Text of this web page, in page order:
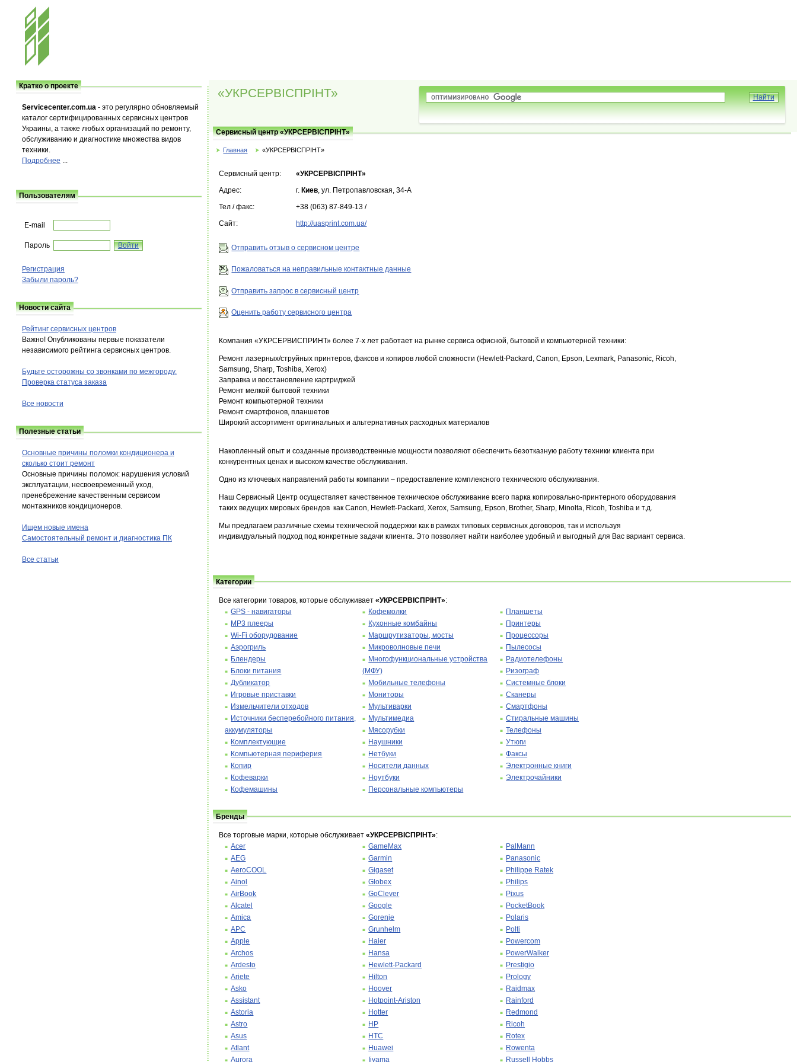
«УКРСЕРВІСПРІНТ»
Сервисный центр «УКРСЕРВІСПРІНТ»
Главная «УКРСЕРВІСПРІНТ»
Сервисный центр:
«УКРСЕРВІСПРІНТ»
Адрес:
г. Киев, ул. Петропавловская, 34-А
Тел / факс:
+38 (063) 87-849-13 /
Сайт:
http://uasprint.com.ua/
Отправить отзыв о сервисном центре
Пожаловаться на неправильные контактные данные
Отправить запрос в сервисный центр
Оценить работу сервисного центра
Компания «УКРСЕРВИСПРИНТ» более 7-х лет работает на рынке сервиса офисной, бытовой и компьютерной техники:
Ремонт лазерных/струйных принтеров, факсов и копиров любой сложности (Hewlett-Packard, Canon, Epson, Lexmark, Panasonic, Ricoh,
Samsung, Sharp, Toshiba, Xerox)
Заправка и восстановление картриджей
Ремонт мелкой бытовой техники
Ремонт компьютерной техники
Ремонт смартфонов, планшетов
Широкий ассортимент оригинальных и альтернативных расходных материалов
Накопленный опыт и созданные производственные мощности позволяют обеспечить безотказную работу техники клиента при
конкурентных ценах и высоком качестве обслуживания.
Одно из ключевых направлений работы компании – предоставление комплексного технического обслуживания.
Наш Сервисный Центр осуществляет качественное техническое обслуживание всего парка копировально-принтерного оборудования
таких ведущих мировых брендов как Canon, Hewlett-Packard, Xerox, Samsung, Epson, Brother, Sharp, Minolta, Ricoh, Toshiba и т.д.
Мы предлагаем различные схемы технической поддержки как в рамках типовых сервисных договоров, так и используя
индивидуальный подход под конкретные задачи клиента. Это позволяет найти наиболее удобный и выгодный для Вас вариант сервиса.
Категории
Все категории товаров, которые обслуживает«УКРСЕРВІСПРІНТ»:
GPS - навигаторы
MP3 плееры
Wi-Fi оборудование
Аэрогриль
Блендеры
Блоки питания
Дубликатор
Игровые приставки
Измельчители отходов
Источники бесперебойного питания,
аккумуляторы
Комплектующие
Компьютерная периферия
Копир
Кофеварки
Кофемашины
Кофемолки
Кухонные комбайны
Маршрутизаторы, мосты
Микроволновые печи
Многофункциональные устройства
(МФУ)
Мобильные телефоны
Мониторы
Мультиварки
Мультимедиа
Мясорубки
Наушники
Нетбуки
Носители данных
Ноутбуки
Персональные компьютеры
Планшеты
Принтеры
Процессоры
Пылесосы
Радиотелефоны
Ризограф
Системные блоки
Сканеры
Смартфоны
Стиральные машины
Телефоны
Утюги
Факсы
Электронные книги
Электрочайники
Бренды
Все торговые марки, которые обслуживает«УКРСЕРВІСПРІНТ»:
Acer
AEG
AeroCOOL
Ainol
AirBook
Alcatel
Amica
APC
Apple
Archos
Ardesto
Ariete
Asko
Assistant
Astoria
Astro
Asus
Atlant
Aurora
GameMax
Garmin
Gigaset
Globex
GoClever
Google
Gorenje
Grunhelm
Haier
Hansa
Hewlett-Packard
Hilton
Hoover
Hotpoint-Ariston
Hotter
HP
HTC
Huawei
Iiyama
PalMann
Panasonic
Philippe Ratek
Philips
Pixus
PocketBook
Polaris
Polti
Powercom
PowerWalker
Prestigio
Prology
Raidmax
Rainford
Redmond
Ricoh
Rotex
Rowenta
Russell Hobbs
Кратко о проекте
Servicecenter.com.ua- это регулярно обновляемый
каталог сертифицированных сервисных центров
Украины, а также любых организаций по ремонту,
обслуживанию и диагностике множества видов
техники.
Подробнее ...
Пользователям
E-mail
Пароль
Регистрация
Забыли пароль?
Новости сайта
Рейтинг сервисных центров
Важно! Опубликованы первые показатели
независимого рейтинга сервисных центров.
Будьте осторожны со звонками по межгороду.
Проверка статуса заказа
Все новости
Полезные статьи
Основные причины поломки кондиционера и
сколько стоит ремонт
Основные причины поломок: нарушения условий
эксплуатации, несвоевременный уход,
пренебрежение качественным сервисом
монтажников кондиционеров.
Ищем новые имена
Самостоятельный ремонт и диагностика ПК
Все статьи